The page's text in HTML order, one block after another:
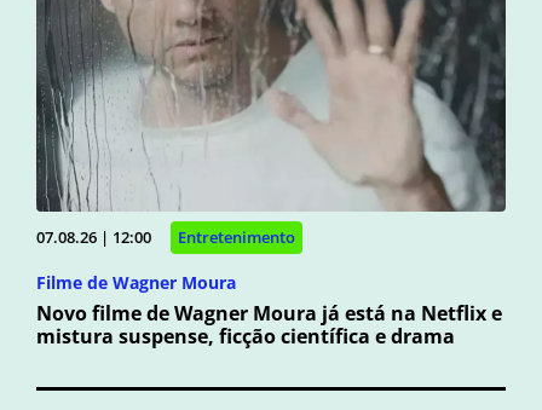
07.08.26 | 12:00 Entretenimento
Filme de Wagner Moura
Novo filme de Wagner Moura já está na Netflix e
mistura suspense, ficção científica e drama